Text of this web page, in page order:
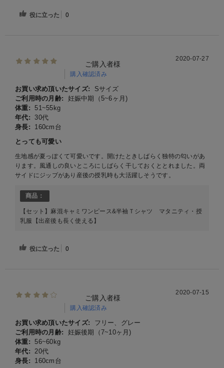
役に立った 0
ご購入者様
購入確認済み
2020-07-27
お買い求め頂いたサイズ:
Sサイズ
ご利用時の月齢:
妊娠中期（5~6ヶ月)
体重: 51~55kg
年代:
30代
身長:
160cm台
とっても可愛い
生地感が夏っぽくて可愛いです。開けたときしばらく独特の匂いがあ
ります。風通しの良いところにしばらく干しておくととれました。両
サイドにジップがあり産後の授乳時も大活躍しそうです。
商品：
【セット】麻混キャミワンピース&半袖Ｔシャツ マタニティ・授
乳服【出産後も長く使える】
役に立った 0
ご購入者様
購入確認済み
2020-07-15
お買い求め頂いたサイズ:
フリー、グレー
ご利用時の月齢:
妊娠後期（7~10ヶ月)
体重: 56~60kg
年代: 20代
身長:
160cm台